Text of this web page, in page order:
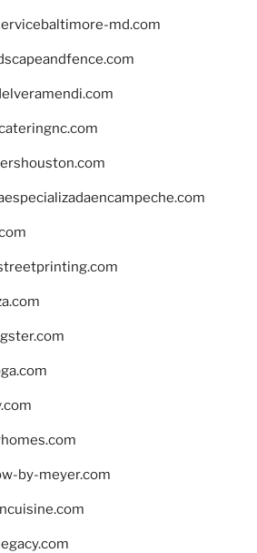
md.com
by-meyer.com